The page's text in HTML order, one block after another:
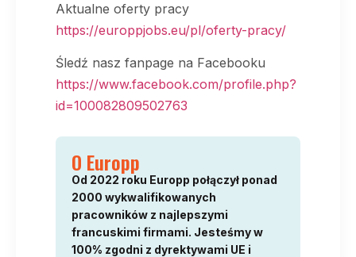
Aktualne oferty pracy
https://europpjobs.eu/pl/oferty-pracy/
Śledź nasz fanpage na Facebooku
https://www.facebook.com/profile.php?
id=100082809502763
O Europp
Od 2022 roku Europp połączył ponad
2000 wykwalifikowanych
pracowników z najlepszymi
francuskimi firmami. Jesteśmy w
100% zgodni z dyrektywami UE i